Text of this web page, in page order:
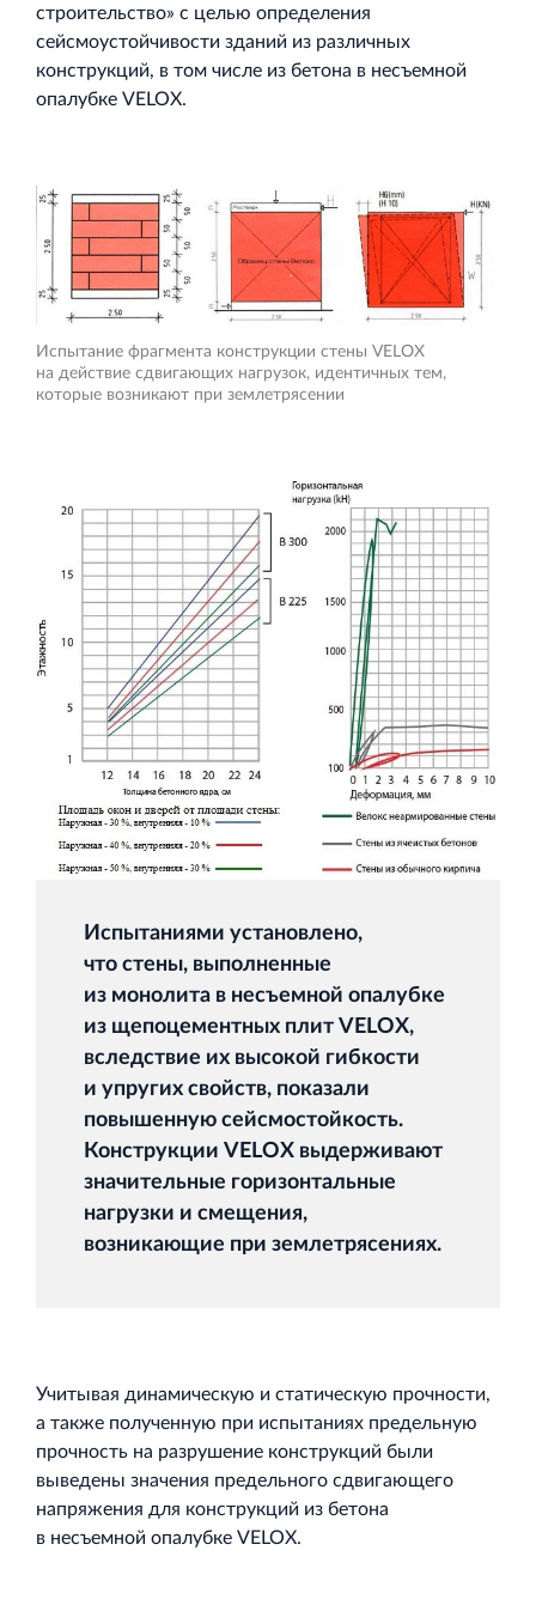
Торговый комплекс НОРД в Кингисеппе
Испытательный комплекс ПКТИ
Многофункцинальный испытательный комплекс
Торгово-развлекательный центр Вернисаж в
Кингисеппе
Современный торговый комплекс в центре города
Кингисепп
строительство» с целью определения
сейсмоустойчивости зданий из различных
конструкций, в том числе из бетона в несъемной
опалубке VELOX.
Испытание фрагмента конструкции стены VELOX
на действие сдвигающих нагрузок, идентичных тем,
которые возникают при землетрясении
Испытаниями установлено,
что стены, выполненные
из монолита в несъемной опалубке
из щепоцементных плит VELOX,
вследствие их высокой гибкости
и упругих свойств, показали
повышенную сейсмостойкость.
Конструкции VELOX выдерживают
значительные горизонтальные
нагрузки и смещения,
возникающие при землетрясениях.
Учитывая динамическую и статическую прочности,
а также полученную при испытаниях предельную
прочность на разрушение конструкций были
выведены значения предельного сдвигающего
напряжения для конструкций из бетона
в несъемной опалубке VELOX.